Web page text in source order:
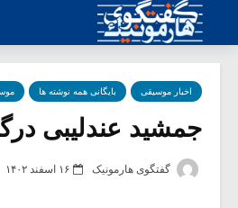
اخبار موسیقی بایگانی همه نوشته ها
جمشید عندلیبی
گفتگوی هارمونیک ۱۶ اسفند ۱۴۰۲